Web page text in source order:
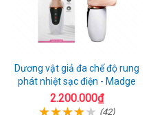
Dương vật giả đa chế độ rung
phát nhiệt sạc điện - Madge
2.200.000₫
(42)